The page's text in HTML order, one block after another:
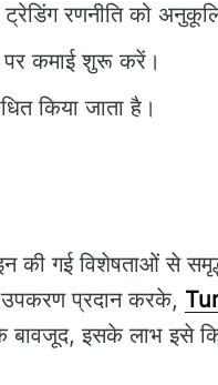
रणनीति को
पर कमाई शुरू करें।
किया जाता है।
की गई विशेषताओं से
उपकरण प्रदान करके,
इसके लाभ इसे